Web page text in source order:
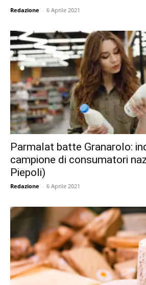
Redazione - 6 Aprile 2021
Parmalat batte Granarolo:
campione di consumatori
Piepoli)
Redazione - 6 Aprile 2021